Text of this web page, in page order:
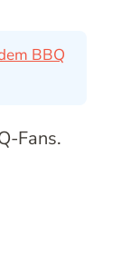
BBQ
Fans.